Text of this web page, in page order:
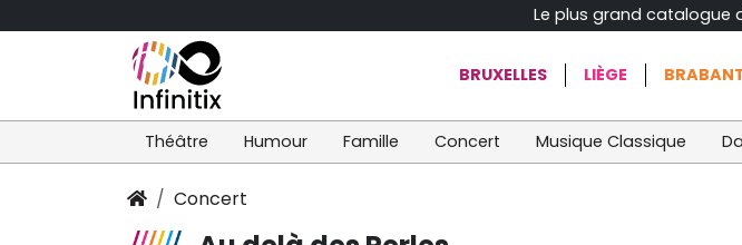
Le plus grand catalogue
BRUXELLES LIÈGE
Théâtre Humour Famille Concert Musique Classique
Concert